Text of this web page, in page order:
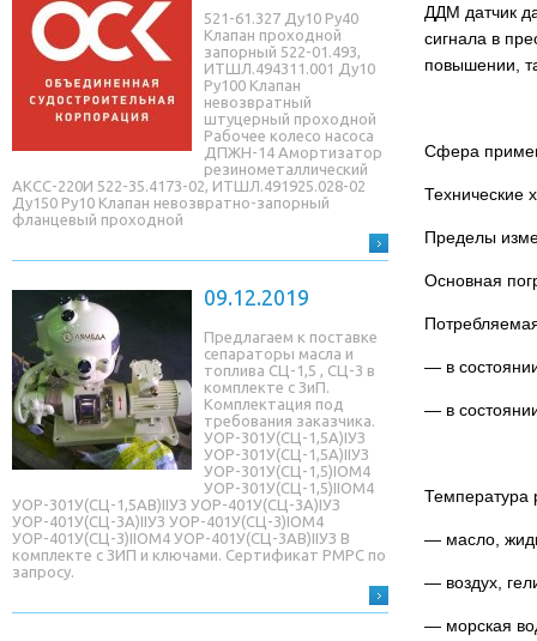
521-61.327 Ду10 Ру40
Клапан проходной
запорный 522-01.493,
ИТШЛ.494311.001 Ду10
Ру100 Клапан
невозвратный
штуцерный проходной
Рабочее колесо насоса
ДПЖН-14 Амортизатор
резинометаллический
АКСС-220И 522-35.4173-02, ИТШЛ.491925.028-02
Ду150 Ру10 Клапан невозвратно-запорный
фланцевый проходной
09.12.2019
Предлагаем к поставке
сепараторы масла и
топлива СЦ-1,5 , СЦ-3 в
комплекте с ЗиП.
Комплектация под
требования заказчика.
УОР-301У(СЦ-1,5A)IУЗ
УОР-301У(СЦ-1,5A)IIУЗ
УОР-301У(СЦ-1,5)IОМ4
УОР-301У(СЦ-1,5)IIОМ4
УОР-301У(СЦ-1,5AB)IIУЗ УОР-401У(СЦ-3A)IУЗ
УОР-401У(СЦ-3A)IIУЗ УОР-401У(СЦ-3)IОМ4
УОР-401У(СЦ-3)IIОМ4 УОР-401У(СЦ-3AB)IIУЗ В
комплекте с ЗИП и ключами. Сертификат РМРС по
запросу.
ДДМ датчик
сигнала в
повышении,
Сфера
Технические
Пределы
Основная
— в
— в
Температура
— масло,
— воздух,
— морская